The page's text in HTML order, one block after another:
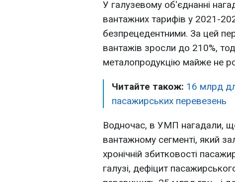
У галузевому об'єднанні
вантажних тарифів у 2021-
безпрецедентними. За цей
вантажів зросли до 210%,
металопродукцію майже не
Читайте також: 16 млрд
пасажирських перевезень
Водночас, в УМП нагадали,
вантажному сегменті, який
хронічній збитковості
галузі, дефіцит